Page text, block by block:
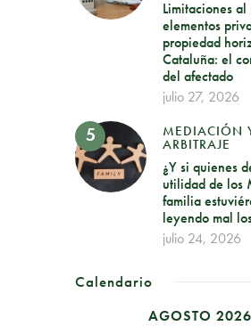
Limitaciones al
elementos
propiedad
Cataluña: el
del afectado
julio 27, 2026
MEDIACIÓN
ARBITRAJE
¿Y si quienes
utilidad de los
familia
leyendo mal
julio 24, 2026
Calendario
AGOSTO 2026